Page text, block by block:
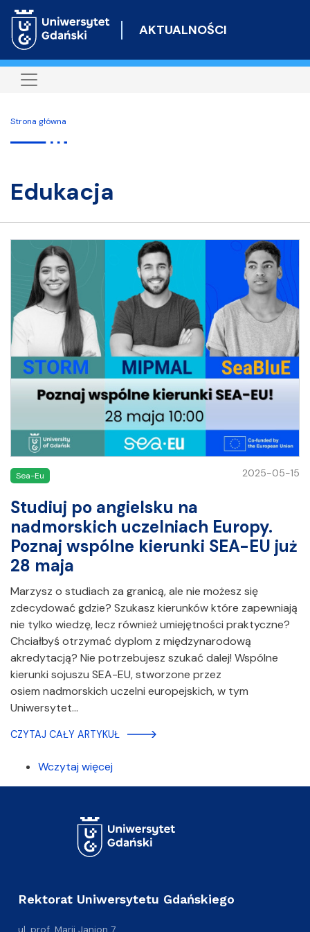
do
AKTUALNOŚCI
Strona główna
Edukacja
Sea-Eu 2025-05-15
Studiuj po angielsku na
nadmorskich uczelniach Europy.
Poznaj wspólne kierunki SEA-EU już
28 maja
Marzysz o studiach za granicą, ale nie możesz się
zdecydować gdzie? Szukasz kierunków które zapewniają
nie tylko wiedzę, lecz również umiejętności praktyczne?
Chciałbyś otrzymać dyplom z międzynarodową
akredytacją? Nie potrzebujesz szukać dalej! Wspólne
kierunki sojuszu SEA-EU, stworzone przez
osiem nadmorskich uczelni europejskich, w tym
Uniwersytet…
CZYTAJ CAŁY ARTYKUŁ
Wczytaj więcej
Rektorat Uniwersytetu Gdańskiego